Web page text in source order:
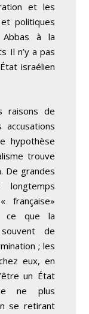
et les
politiques
à la
Il n’y a pas
israélien
raisons de
hypothèse
trouve
De grandes
longtemps
française»
ce que la
de
; les
eux, en
un État
ne plus
se retirant